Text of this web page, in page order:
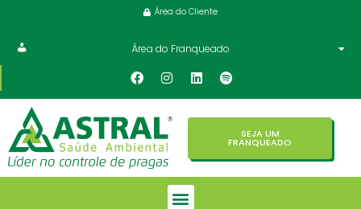
Área do Cliente
Área do Franqueado
SEJA UM
FRANQUEADO